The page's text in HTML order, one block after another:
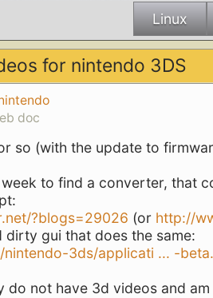
Linux
for nintendo 3DS
doc
so (with the update to
to find a converter, that
?blogs=29026 (or http://
dirty gui that does the same:
3ds/applicati ... -
do not have 3d videos and